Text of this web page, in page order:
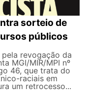
sorteio de
públicos
revogação da
MGI/MIR/MPI nº
46, que trata do
raciais em
um retrocesso...